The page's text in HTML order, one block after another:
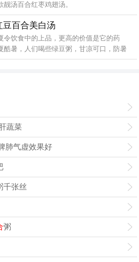
靓汤百合红枣鸡翅汤。
豆百合美白汤
令饮食中的上品，更高的价值是它的药
酷暑，人们喝些绿豆粥，甘凉可口，防暑
面写推
蔬菜
肺气虚效果好
千张丝
粥